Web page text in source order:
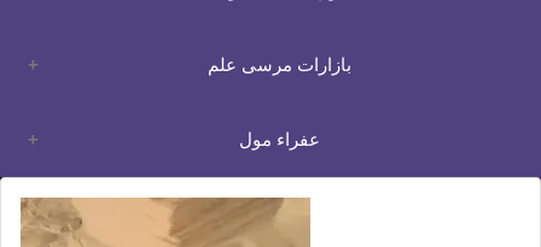
بازارات مرسى علم
عفراء مول